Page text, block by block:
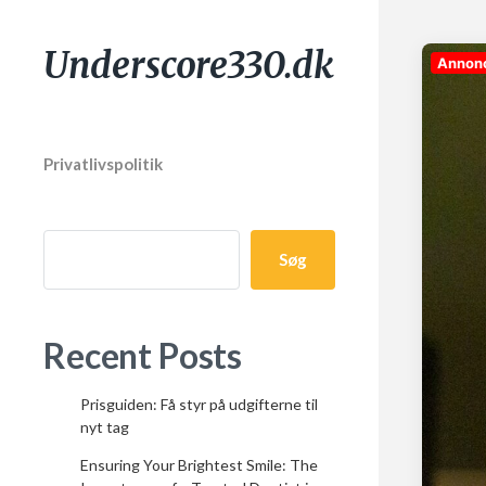
Underscore330.dk
Privatlivspolitik
Søg
Recent Posts
Prisguiden: Få styr på udgifterne til
nyt tag
Ensuring Your Brightest Smile: The